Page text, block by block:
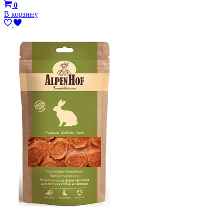
0
В корзину